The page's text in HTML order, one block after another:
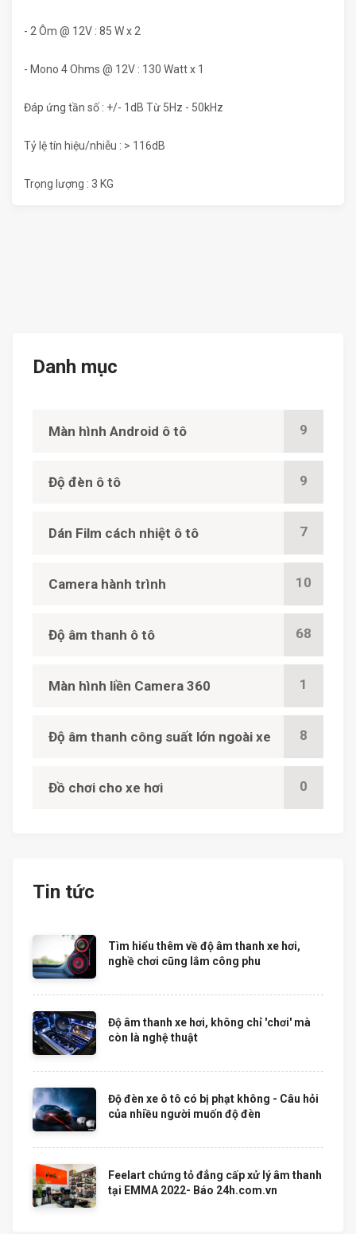
- 2 Ôm @ 12V : 85 W x 2
- Mono 4 Ohms @ 12V : 130 Watt x 1
Đáp ứng tần số : +/- 1dB Từ 5Hz - 50kHz
Tỷ lệ tín hiệu/nhiễu : > 116dB
Trọng lượng : 3 KG
Danh mục
Màn hình Android ô tô 9
Độ đèn ô tô 9
Dán Film cách nhiệt ô tô 7
Camera hành trình 10
Độ âm thanh ô tô 68
Màn hình liền Camera 360 1
Độ âm thanh công suất lớn ngoài xe 8
Đồ chơi cho xe hơi 0
Tin tức
Tìm hiểu thêm về độ âm thanh xe hơi,
nghề chơi cũng lắm công phu
Độ âm thanh xe hơi, không chỉ 'chơi' mà
còn là nghệ thuật
Độ đèn xe ô tô có bị phạt không - Câu hỏi
của nhiều người muốn độ đèn
Feelart chứng tỏ đẳng cấp xử lý âm thanh
tại EMMA 2022- Báo 24h.com.vn